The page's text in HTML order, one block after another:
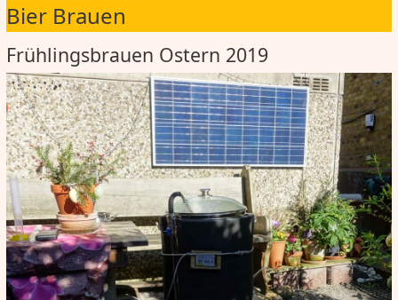
Bier Brauen
Frühlingsbrauen Ostern 2019